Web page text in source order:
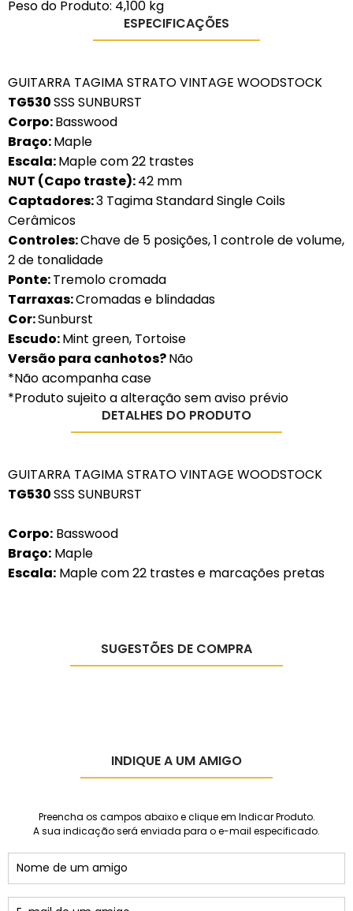
Peso do Produto: 4,100 kg
ESPECIFICAÇÕES
GUITARRA TAGIMA STRATO VINTAGE WOODSTOCK
TG530SSS SUNBURST
Corpo:Basswood
Braço:Maple
Escala:Maple com 22 trastes
NUT (Capo traste):42 mm
Captadores:3 Tagima Standard Single Coils
Cerâmicos
Controles:Chave de 5 posições, 1 controle de volume,
2 de tonalidade
Ponte:Tremolo cromada
Tarraxas:Cromadas e blindadas
Cor:Sunburst
Escudo:Mint green, Tortoise
Versão para canhotos?Não
*Não acompanha case
*Produto sujeito a alteração sem aviso prévio
DETALHES DO PRODUTO
GUITARRA TAGIMA STRATO VINTAGE WOODSTOCK
TG530SSS SUNBURST
Corpo: Basswood
Braço: Maple
Escala: Maple com 22 trastes e marcações pretas
SUGESTÕES DE COMPRA
INDIQUE A UM AMIGO
Preencha os campos abaixo e clique em Indicar Produto.
A sua indicação será enviada para o e-mail especificado.